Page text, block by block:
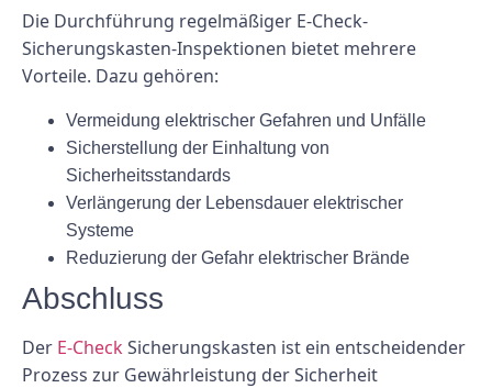
Die Durchführung regelmäßiger E-Check-
Sicherungskasten-Inspektionen bietet mehrere
Vorteile. Dazu gehören:
Vermeidung elektrischer Gefahren und Unfälle
Sicherstellung der Einhaltung von
Sicherheitsstandards
Verlängerung der Lebensdauer elektrischer
Systeme
Reduzierung der Gefahr elektrischer Brände
Abschluss
Der E-CheckSicherungskasten ist ein entscheidender
Prozess zur Gewährleistung der Sicherheit